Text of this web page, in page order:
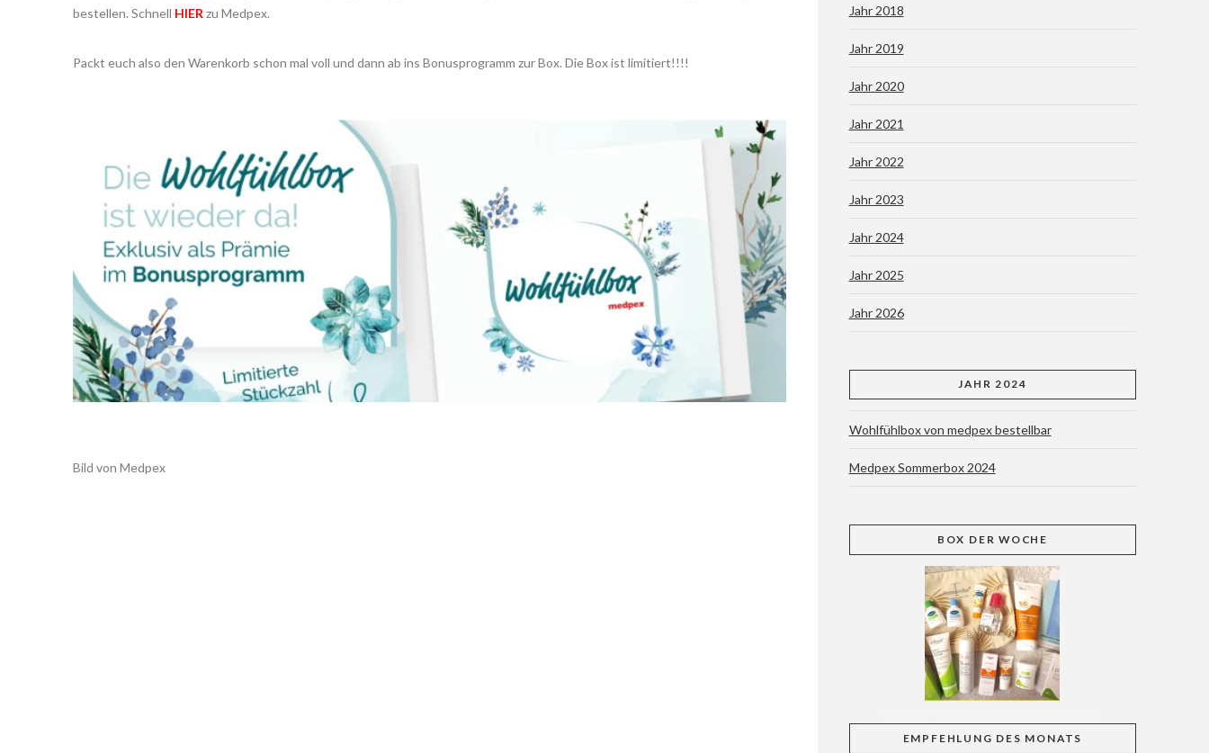
bestellen. Schnell HIER zu Medpex.
Packt euch also den Warenkorb schon mal voll und dann ab ins Bonusprogramm zur Box. Die Box ist limitiert!!!!
Bild von Medpex
Jahr 2018
Jahr 2019
Jahr 2020
Jahr 2021
Jahr 2022
Jahr 2023
Jahr 2024
Jahr 2025
Jahr 2026
JAHR 2024
Wohlfühlbox von medpex bestellbar
Medpex Sommerbox 2024
BOX DER WOCHE
EMPFEHLUNG DES MONATS